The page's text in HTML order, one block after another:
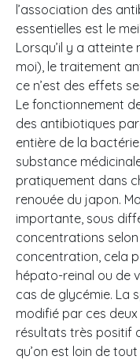
l’association des
essentielles est le
Lorsqu’il y a
moi), le traitement
ce n’est des effets
Le fonctionnement
des antibiotiques
entière de la
substance
pratiquement dans
renouée du japon.
importante, sous
concentrations selon
concentration, cela
hépato-reinal ou de
cas de glycémie. La
modifié par ces
résultats très positif
qu’on est loin de